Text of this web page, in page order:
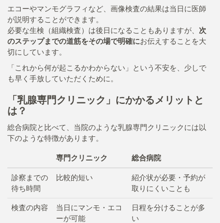
エコーやマンモグラフィなど、画像検査の結果は当日に医師
が説明することができます。
必要な生検（組織検査）は後日になることもありますが、 次
のステップまでの道筋をその場で明確にお伝えすることを大
切にしています。
「これから何が起こるかわからない」という不安を、少しで
も早く手放していただくために。
「乳腺専門クリニック」にかかるメリットと
は？
総合病院と比べて、当院のような乳腺専門クリニックには以
下のような特徴があります。
専門クリニック 総合病院
診察までの
待ち時間
比較的短い
紹介状が必要・予約が
取りにくいことも
検査の内容
当日にマンモ・エコ
ーが可能
日程を分けることが多
い